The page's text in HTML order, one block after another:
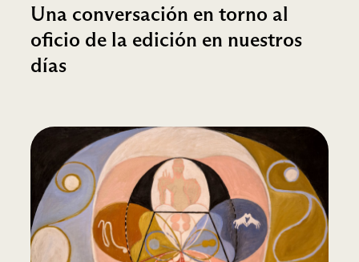
Una conversación en torno al
oficio de la edición en nuestros
días